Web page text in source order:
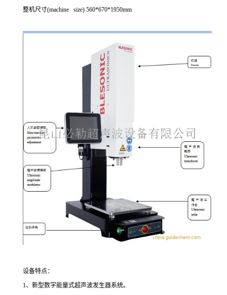
整机尺寸(machine size) 560*670*1950mm
设备特点：
1、新型数字能量式超声波发生器系统。